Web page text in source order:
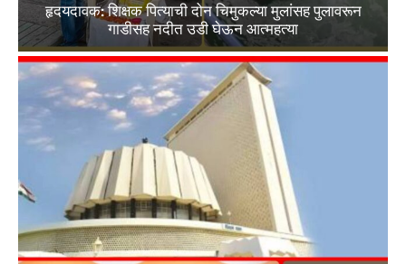
हृदयदावक: शिक्षक पित्याची दोन चिमुकल्या मुलांसह पुलावरून
गाडीसह नदीत उडी घेऊन आत्महत्या